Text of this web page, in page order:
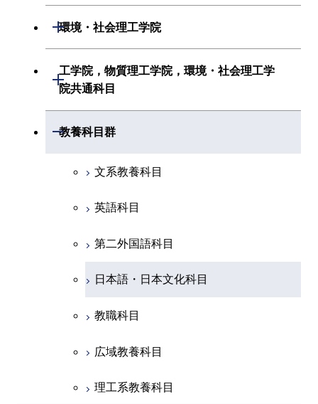
創造プロセス科目
共通専門科目
経営工学系
初年次専門科目
創造プロセス科目
初年次専門科目
共通専門科目
初年次専門科目
創造プロセス科目
共通専門科目
生命理工学系
創造プロセス科目
共通専門科目
環境・社会理工学院
開閉
建築学系
融合理工学系
初年次専門科目
創造プロセス科目
共通専門科目
工学院，物質理工学院，環境・社会理工学
院共通科目
開閉
工学院，物質理工学院，環境・社会
教養科目群
開閉
文系教養科目
英語科目
第二外国語科目
日本語・日本文化科目
教職科目
広域教養科目
理工系教養科目